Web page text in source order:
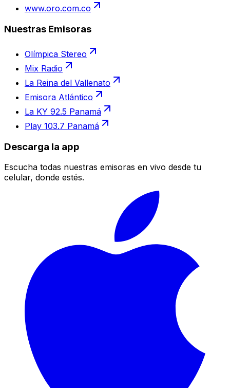
www.oro.com.co
Nuestras Emisoras
Olímpica Stereo
Mix Radio
La Reina del Vallenato
Emisora Atlántico
La KY 92.5 Panamá
Play 103.7 Panamá
Descarga la app
Escucha todas nuestras emisoras en vivo desde tu
celular, donde estés.